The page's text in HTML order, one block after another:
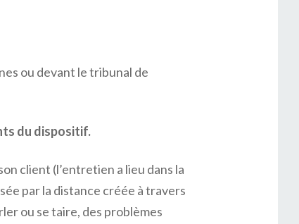
ou devant le tribunal de
du dispositif.
client (l’entretien a lieu dans la
par la distance créée à travers
ou se taire, des problèmes